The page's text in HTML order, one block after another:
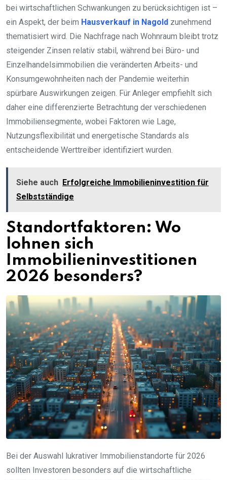
bei wirtschaftlichen Schwankungen zu berücksichtigen ist –
ein Aspekt, der beim Hausverkauf in Nagold zunehmend
thematisiert wird. Die Nachfrage nach Wohnraum bleibt trotz
steigender Zinsen relativ stabil, während bei Büro- und
Einzelhandelsimmobilien die veränderten Arbeits- und
Konsumgewohnheiten nach der Pandemie weiterhin
spürbare Auswirkungen zeigen. Für Anleger empfiehlt sich
daher eine differenzierte Betrachtung der verschiedenen
Immobiliensegmente, wobei Faktoren wie Lage,
Nutzungsflexibilität und energetische Standards als
entscheidende Werttreiber identifiziert wurden.
Siehe auch Erfolgreiche Immobilieninvestition für
Selbstständige
Standortfaktoren: Wo
lohnen sich
Immobilieninvestitionen
2026 besonders?
Bei der Auswahl lukrativer Immobilienstandorte für 2026
sollten Investoren besonders auf die wirtschaftliche